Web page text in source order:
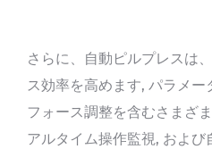
さらに、自動ピルプレスは
ス効率を高めます, パラメ
フォース調整を含むさまざ
アルタイム操作監視, および